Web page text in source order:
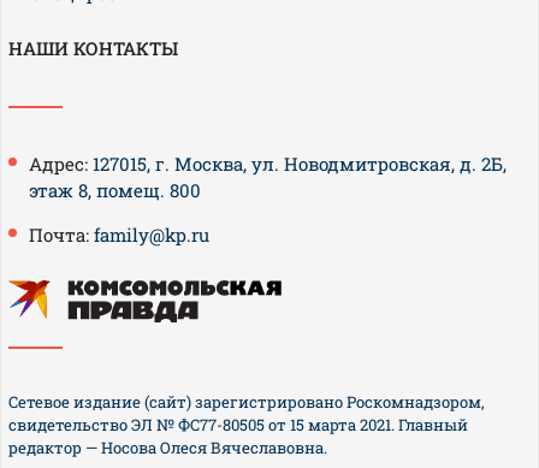
НАШИ КОНТАКТЫ
Адрес: 127015, г. Москва, ул. Новодмитровская, д. 2Б,
этаж 8, помещ. 800
Почта: family@kp.ru
Сетевое издание (сайт) зарегистрировано Роскомнадзором,
свидетельство ЭЛ № ФС77-80505 от 15 марта 2021. Главный
редактор — Носова Олеся Вячеславовна.